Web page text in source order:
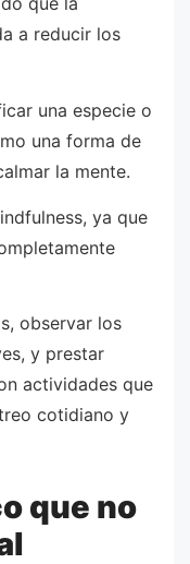
a reducir los
una especie o
una forma de
la mente.
ya que
observar los
y prestar
actividades que
cotidiano y
que no